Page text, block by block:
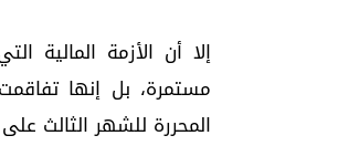
مستمرة، بل إنها
المحررة للشهر الثالث